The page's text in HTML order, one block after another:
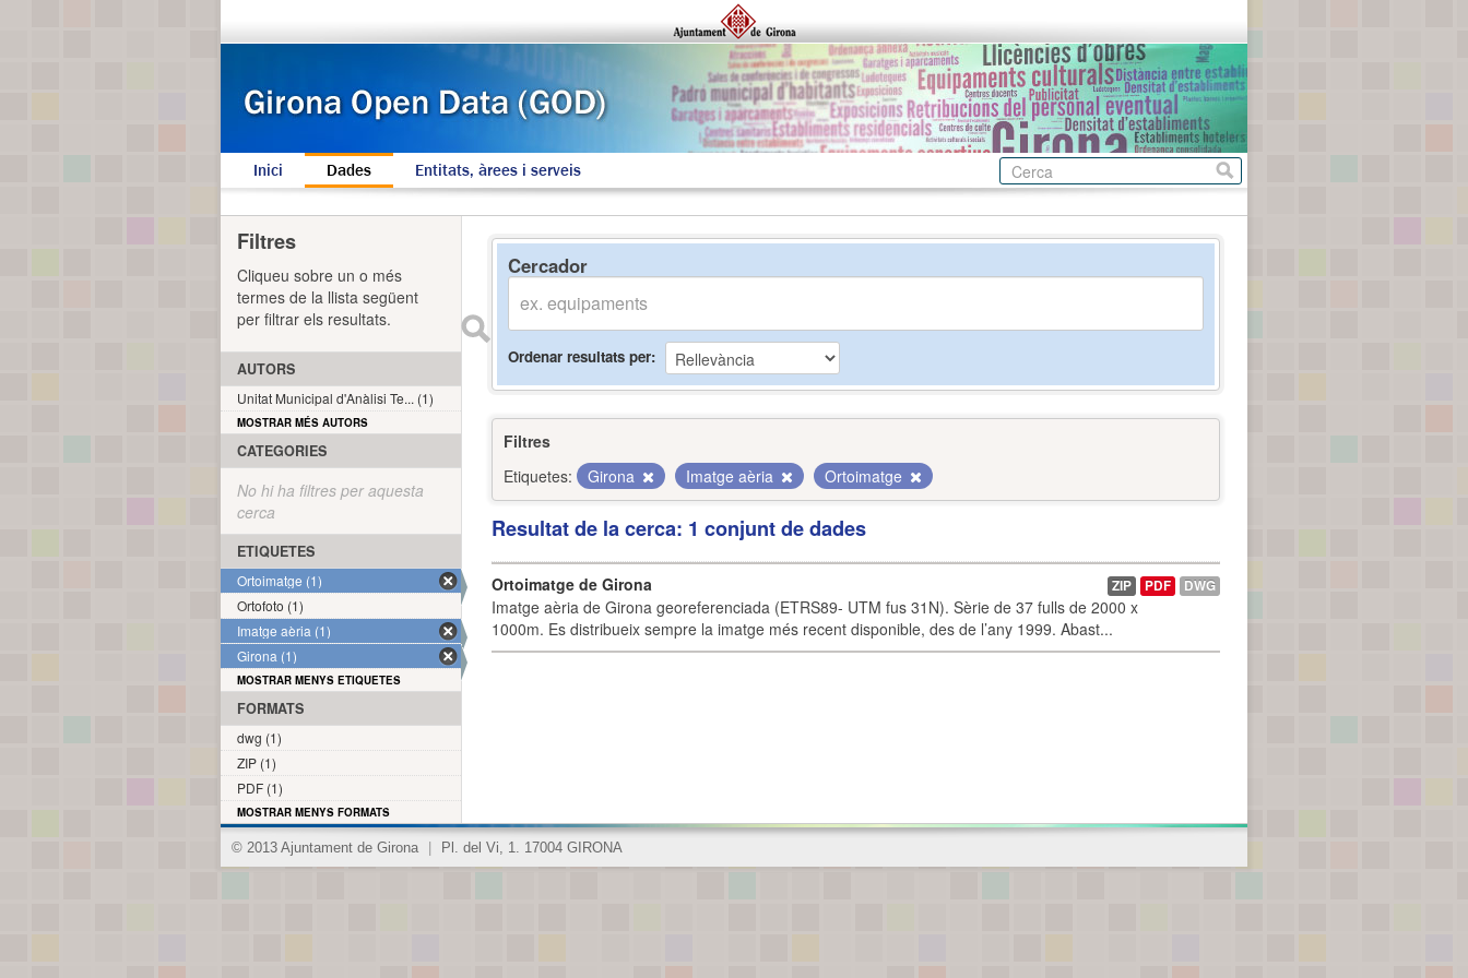
Inici Dades Entitats, àrees i serveis
Cercador
Ordenar resultats per
Filtres
Etiquetes:
Girona Imatge aèria Ortoimatge
Resultat de la cerca: 1 conjunt de dades
Ortoimatge de Girona
Imatge aèria de Girona georeferenciada (ETRS89- UTM fus 31N). Sèrie de 37 fulls de 2000 x
1000m. Es distribueix sempre la imatge més recent disponible, des de l’any 1999. Abast...
ZIP PDF DWG
Filtres
Cliqueu sobre un o més
termes de la llista següent
per filtrar els resultats.
AUTORS
Unitat Municipal d'Anàlisi Te... (1)
MOSTRAR MÉS AUTORS
CATEGORIES
No hi ha filtres per aquesta
cerca
ETIQUETES
Ortoimatge (1)
Ortofoto (1)
Imatge aèria (1)
Girona (1)
MOSTRAR MENYS ETIQUETES
FORMATS
dwg (1)
ZIP (1)
PDF (1)
MOSTRAR MENYS FORMATS
© 2013 Ajuntament de Girona Pl. del Vi, 1. 17004 GIRONA